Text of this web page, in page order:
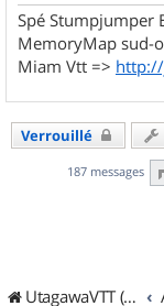
Spé Stumpjumper
MemoryMap sud-
Miam Vtt =>
Verrouillé
187 messages
UtagawaVTT (Randos VTT et VTTAE avec traces GPS)